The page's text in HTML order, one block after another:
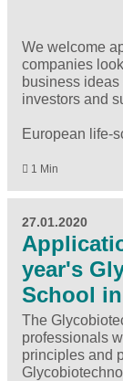
We welcome
companies
business
investors and
European life-
1 Min
27.01.2020
year's
School
The
professionals
principles and